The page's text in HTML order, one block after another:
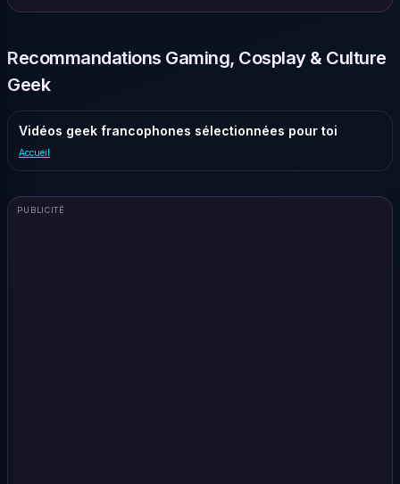
Recommandations Gaming, Cosplay & Culture
Geek
Vidéos geek francophones sélectionnées pour toi
Accueil
PUBLICITÉ